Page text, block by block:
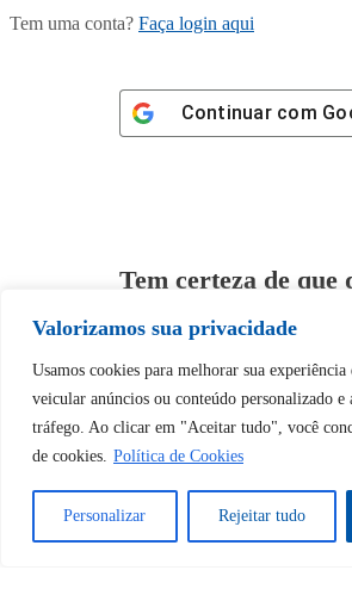
Valorizamos sua privacidade
Usamos cookies para melhorar sua experiência
veicular anúncios ou conteúdo personalizado e
tráfego. Ao clicar em "Aceitar tudo", você
de cookies. Política de Cookies
Personalizar Rejeitar tudo
Tem uma conta? Faça login aqui
Continuar com
Tem certeza de que
Desbloquear esquerda
Sim